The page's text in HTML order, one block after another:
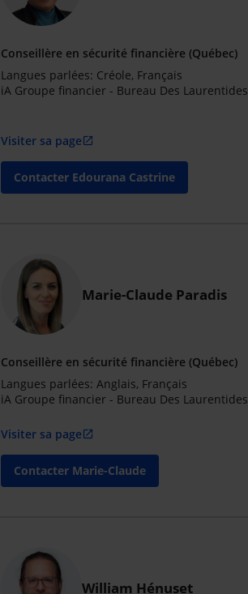
Conseillère en sécurité financière (Québec)
Langues parlées: Créole, Français
iA Groupe financier - Bureau Des Laurentides
Visiter sa page open_in_new
Contacter Edourana Castrine
Marie-Claude Paradis
Conseillère en sécurité financière (Québec)
Langues parlées: Anglais, Français
iA Groupe financier - Bureau Des Laurentides
Visiter sa page open_in_new
Contacter Marie-Claude
William Hénuset